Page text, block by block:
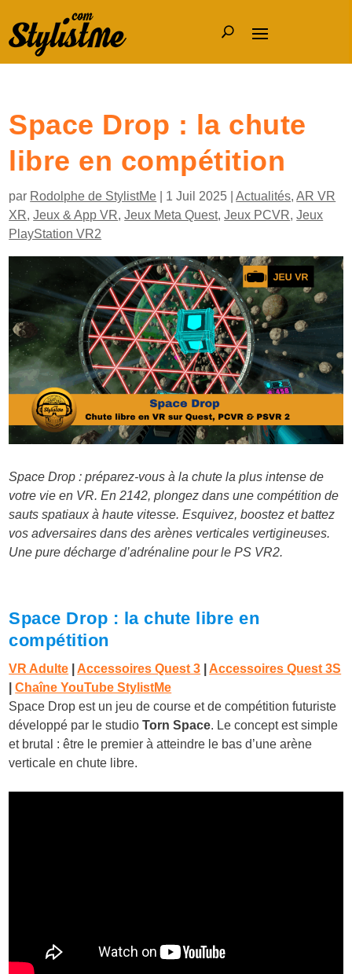
Space Drop : la chute
libre en compétition
par Rodolphe de StylistMe 1 Juil 2025 |Actualités,AR VR
XR,Jeux & App VR,Jeux Meta Quest,Jeux PCVR,Jeux
PlayStation VR2
Space Drop : préparez-vous à la chute la plus intense de
votre vie en VR. En 2142, plongez dans une compétition de
sauts spatiaux à haute vitesse. Esquivez, boostez et battez
vos adversaires dans des arènes verticales vertigineuses.
Une pure décharge d’adrénaline pour le PS VR2.
Space Drop : la chute libre en
compétition
VR Adulte Accessoires Quest 3
Accessoires Quest 3S
|Chaîne YouTube StylistMe
Space Drop est un jeu de course et de compétition futuriste
développé par le studioTorn Space. Le concept est simple
et brutal : être le premier à atteindre le bas d’une arène
verticale en chute libre.